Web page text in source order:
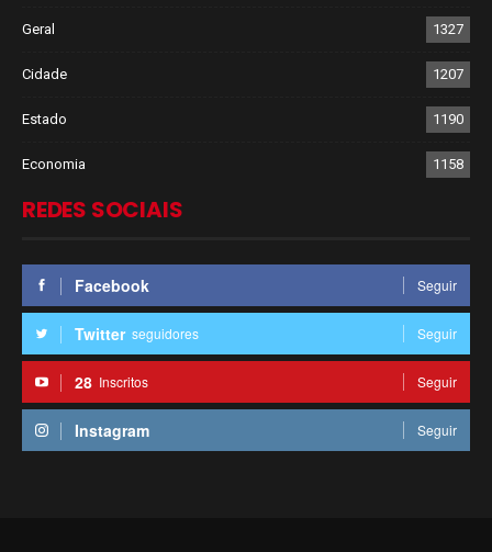
Geral 1327
Cidade 1207
Estado 1190
Economia 1158
REDES SOCIAIS
Facebook Seguir
Twitter seguidores Seguir
28 Inscritos Seguir
Instagram Seguir